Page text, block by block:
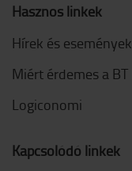
Hasznos linkek
Hírek és események
Miért érdemes a
Logiconomi
Kapcsolódó linkek